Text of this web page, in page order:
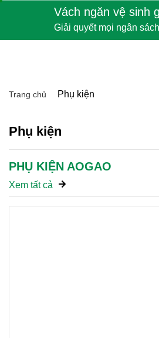
content
Vách ngăn vệ sinh
Giải quyết mọi ngân sách
Trang chủ Phụ kiện
Phụ kiện
PHỤ KIỆN AOGAO
Xem tất cả